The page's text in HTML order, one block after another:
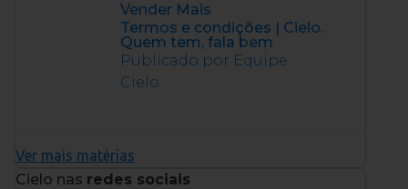
Vender Mais
Termos e condições | Cielo.
Quem tem, fala bem
Publicado por Equipe
Cielo
Ver mais matérias
Cielo nas redes sociais